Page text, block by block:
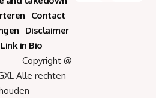
Contact
Disclaimer
Link in Bio
@
Alle rechten